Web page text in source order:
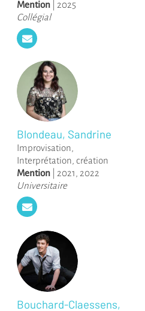
Mention
2025
Collégial
Blondeau, Sandrine
Improvisation
Interprétation, création
Mention
2021 2022
Universitaire
Bouchard-Claessens,